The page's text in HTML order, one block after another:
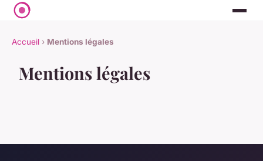
Accueil › Mentions légales
Mentions légales